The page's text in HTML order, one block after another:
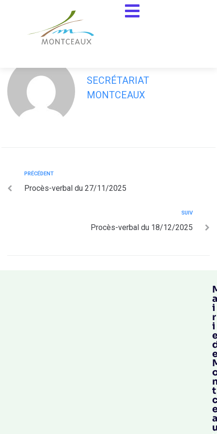
Délibérations du 18/12/2025
SECRÉTARIAT
MONTCEAUX
PRÉCÉDENT
Procès-verbal du 27/11/2025
SUIV
Procès-verbal du 18/12/2025
a
i
r
i
t
a